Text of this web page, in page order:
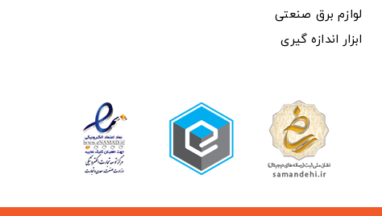
لوازم برق صنعتی
ابزار اندازه گیری